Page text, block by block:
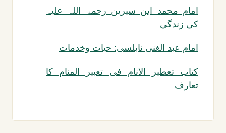
امام محمد ابن سیرین رحمۃ اللہ علیہ
کی زندگی
امام عبد الغنی نابلسی: حیات وخدمات
کتاب تعطیر الانام فی تعبیر المنام کا
تعارف